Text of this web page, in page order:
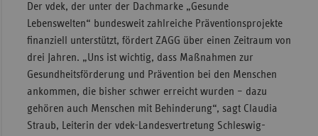
Der vdek, der unter der Dachmarke „Gesunde
Lebenswelten“ bundesweit zahlreiche Präventionsprojekte
finanziell unterstützt, fördert ZAGG über einen Zeitraum von
drei Jahren. „Uns ist wichtig, dass Maßnahmen zur
Gesundheitsförderung und Prävention bei den Menschen
ankommen, die bisher schwer erreicht wurden – dazu
gehören auch Menschen mit Behinderung“, sagt Claudia
Straub, Leiterin der vdek-Landesvertretung Schleswig-